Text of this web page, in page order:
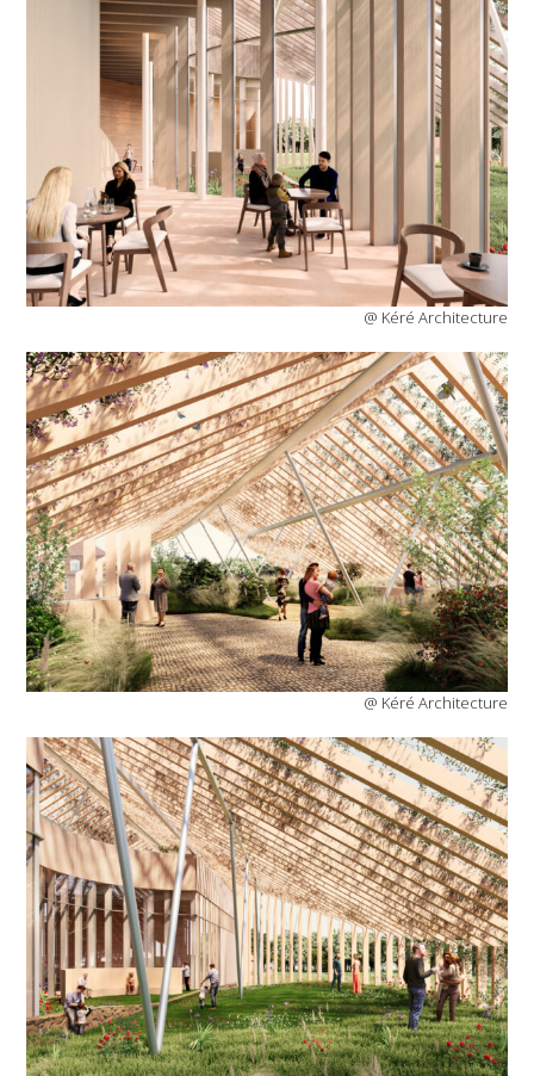
@ Kéré Architecture
@ Kéré Architecture